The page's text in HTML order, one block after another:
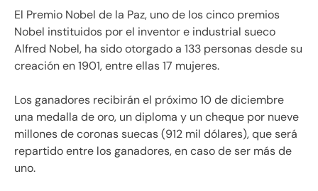
El Premio Nobel de la Paz, uno de los cinco premios
Nobel instituidos por el inventor e industrial sueco
Alfred Nobel, ha sido otorgado a 133 personas desde su
creación en 1901, entre ellas 17 mujeres.
Los ganadores recibirán el próximo 10 de diciembre
una medalla de oro, un diploma y un cheque por nueve
millones de coronas suecas (912 mil dólares), que será
repartido entre los ganadores, en caso de ser más de
uno.